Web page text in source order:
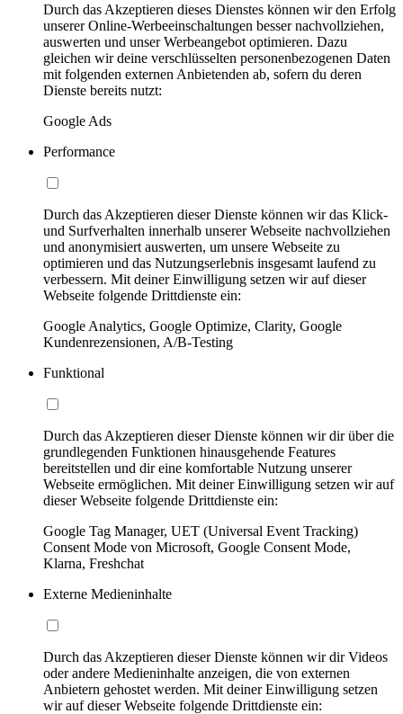
Durch das Akzeptieren dieses Dienstes können wir den Erfolg
unserer Online-Werbeeinschaltungen besser nachvollziehen,
auswerten und unser Werbeangebot optimieren. Dazu
gleichen wir deine verschlüsselten personenbezogenen Daten
mit folgenden externen Anbietenden ab, sofern du deren
Dienste bereits nutzt:
Google Ads
Performance
Durch das Akzeptieren dieser Dienste können wir das Klick-
und Surfverhalten innerhalb unserer Webseite nachvollziehen
und anonymisiert auswerten, um unsere Webseite zu
optimieren und das Nutzungserlebnis insgesamt laufend zu
verbessern. Mit deiner Einwilligung setzen wir auf dieser
Webseite folgende Drittdienste ein:
Google Analytics, Google Optimize, Clarity, Google
Kundenrezensionen, A/B-Testing
Funktional
Durch das Akzeptieren dieser Dienste können wir dir über die
grundlegenden Funktionen hinausgehende Features
bereitstellen und dir eine komfortable Nutzung unserer
Webseite ermöglichen. Mit deiner Einwilligung setzen wir auf
dieser Webseite folgende Drittdienste ein:
Google Tag Manager, UET (Universal Event Tracking)
Consent Mode von Microsoft, Google Consent Mode,
Klarna, Freshchat
Externe Medieninhalte
Durch das Akzeptieren dieser Dienste können wir dir Videos
oder andere Medieninhalte anzeigen, die von externen
Anbietern gehostet werden. Mit deiner Einwilligung setzen
wir auf dieser Webseite folgende Drittdienste ein: